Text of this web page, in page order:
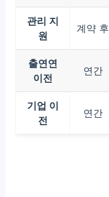
관리 지
원
계약 후
출연연
이전
연간
기업 이
전
연간